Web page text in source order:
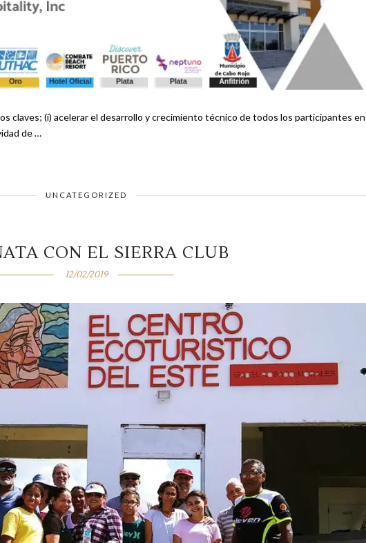
claves; (i) acelerar el desarrollo y crecimiento técnico de todos los participantes en
de …
UNCATEGORIZED
CON EL SIERRA CLUB
12/02/2019